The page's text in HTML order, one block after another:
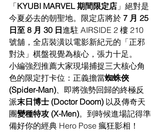
「KYUBI MARVEL 期間限定店 」絕對是
今夏必去的朝聖地。限定店將於 7 月 25
日至 8 月 30 日進駐 AIRSIDE 2 樓 210
號舖，全店裝潢以電影新紀元的「正邪
對決」棋盤視覺為核心，張力十足。
小編強烈推薦大家現場捕捉三大核心角
色的限定打卡位：正義擔當蜘蛛俠
(Spider-Man) 、即將強勢回歸的終極反
派末日博士 (Doctor Doom) 以及傳奇天
團變種特攻 (X-Men)。到時候進場記得準
備好你的經典 Hero Pose 瘋狂影相！